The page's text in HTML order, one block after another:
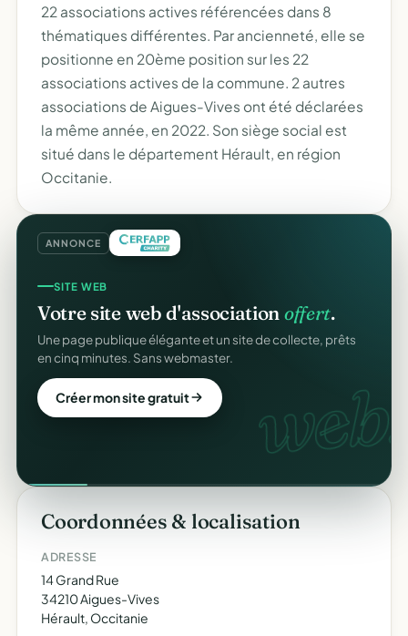
22 associations actives référencées dans 8
thématiques différentes. Par ancienneté, elle se
positionne en 20ème position sur les 22
associations actives de la commune. 2 autres
associations de Aigues-Vives ont été déclarées
la même année, en 2022. Son siège social est
situé dans le département Hérault, en région
Occitanie.
ANNONCE
web.
SITE WEB
Votre site web d'association offert.
Une page publique élégante et un site de collecte, prêts
en cinq minutes. Sans webmaster.
Créer mon site gratuit
Coordonnées & localisation
ADRESSE
14 Grand Rue
34210 Aigues-Vives
Hérault, Occitanie